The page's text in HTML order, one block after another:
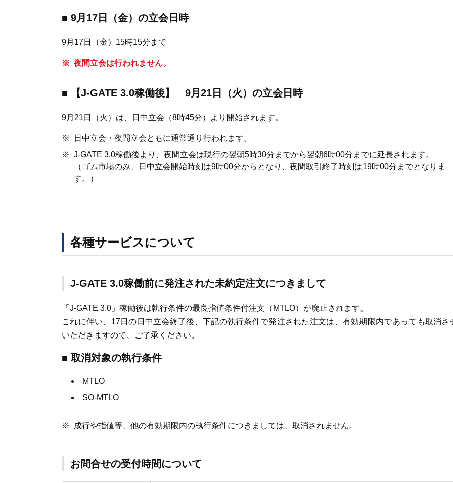
■ 9月17日（金）の立会日時
9月17日（金）15時15分まで
夜間立会は行われません。
■ 【J-GATE 3.0稼働後】 9月21日（火）の立会日時
9月21日（火）は、日中立会（8時45分）より開始されます。
日中立会・夜間立会ともに通常通り行われます。
J-GATE 3.0稼働後より、夜間立会は現行の翌朝5時30分までから翌朝6時00分までに延長されます。
（ゴム市場のみ、日中立会開始時刻は9時00分からとなり、夜間取引終了時刻は19時00分までとなりま
す。）
各種サービスについて
J-GATE 3.0稼働前に発注された未約定注文につきまして
「J-GATE 3.0」稼働後は執行条件の最良指値条件付注文（MTLO）が廃止されます。
これに伴い、17日の日中立会終了後、下記の執行条件で発注された注文は、有効期限内であっても取消さ
いただきますので、ご了承ください。
■ 取消対象の執行条件
MTLO
SO-MTLO
成行や指値等、他の有効期限内の執行条件につきましては、取消されません。
お問合せの受付時間について